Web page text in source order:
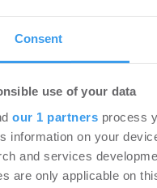
Consent
use of your data
our 1 partners process
information on your
and services
are only applicable on